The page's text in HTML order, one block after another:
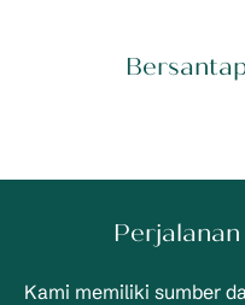
Kami memiliki sumber